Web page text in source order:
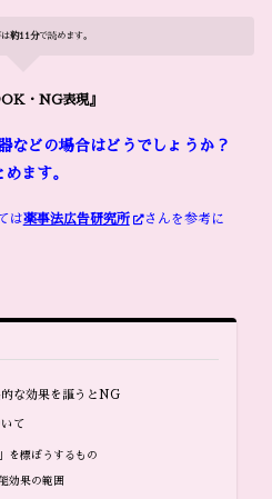
は約11分で読めます。
OK・NG表現』
などの場合はどうでしょうか？
ます。
は薬事法広告研究所
さんを参考に
な効果を謳うとNG
て
を標ぼうするもの
効果の範囲